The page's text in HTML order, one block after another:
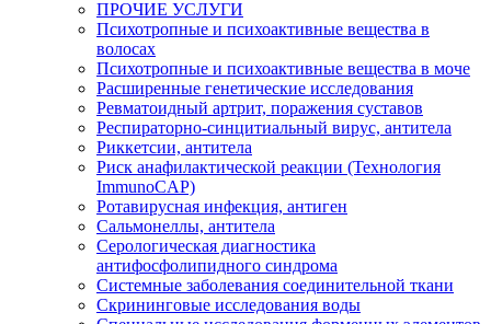
ПРОЧИЕ УСЛУГИ
Психотропные и психоактивные вещества в
волосах
Психотропные и психоактивные вещества в моче
Расширенные генетические исследования
Ревматоидный артрит, поражения суставов
Респираторно-синцитиальный вирус, антитела
Риккетсии, антитела
Риск анафилактической реакции (Технология
ImmunoCAP)
Ротавирусная инфекция, антиген
Сальмонеллы, антитела
Серологическая диагностика
антифосфолипидного синдрома
Системные заболевания соединительной ткани
Скрининговые исследования воды